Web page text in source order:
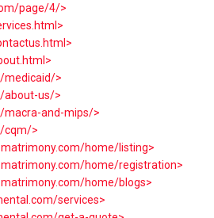
page/4/>
medicaid/>
about-us/>
macra-and-mips/>
cqm/>
home/listing>
home/registration>
home/blogs>
services>